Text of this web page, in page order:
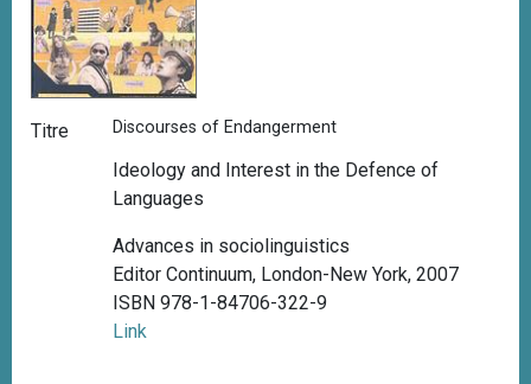
Titre Discourses of Endangerment
Ideology and Interest in the Defence of
Languages
Advances in sociolinguistics
Editor Continuum, London-New York, 2007
ISBN 978-1-84706-322-9
Link